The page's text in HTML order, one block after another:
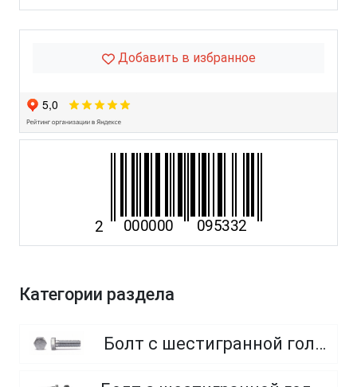
Добавить в избранное
Категории раздела
Болт с шестигранной головкой, полная резьба, класс прочности 8.8